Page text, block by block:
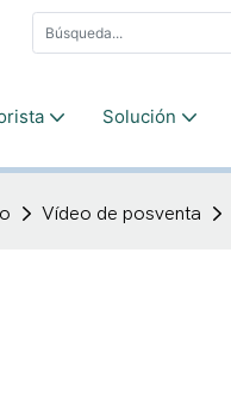
Solución
Vídeo de posventa